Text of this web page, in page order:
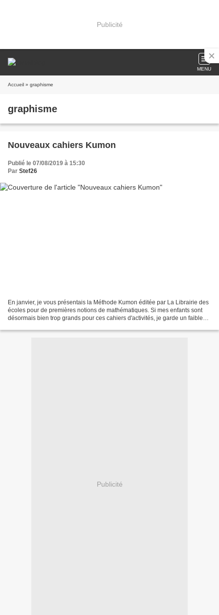
Publicité
MENU
Accueil » graphisme
graphisme
Nouveaux cahiers Kumon
Publié le 07/08/2019 à 15:30
Par Stef26
En janvier, je vous présentais la Méthode Kumon éditée par La Librairie des
écoles pour de premières notions de mathématiques. Si mes enfants sont
désormais bien trop grands pour ces cahiers d'activités, je garde un faible
Publicité